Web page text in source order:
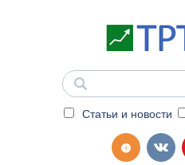
Статьи и новости